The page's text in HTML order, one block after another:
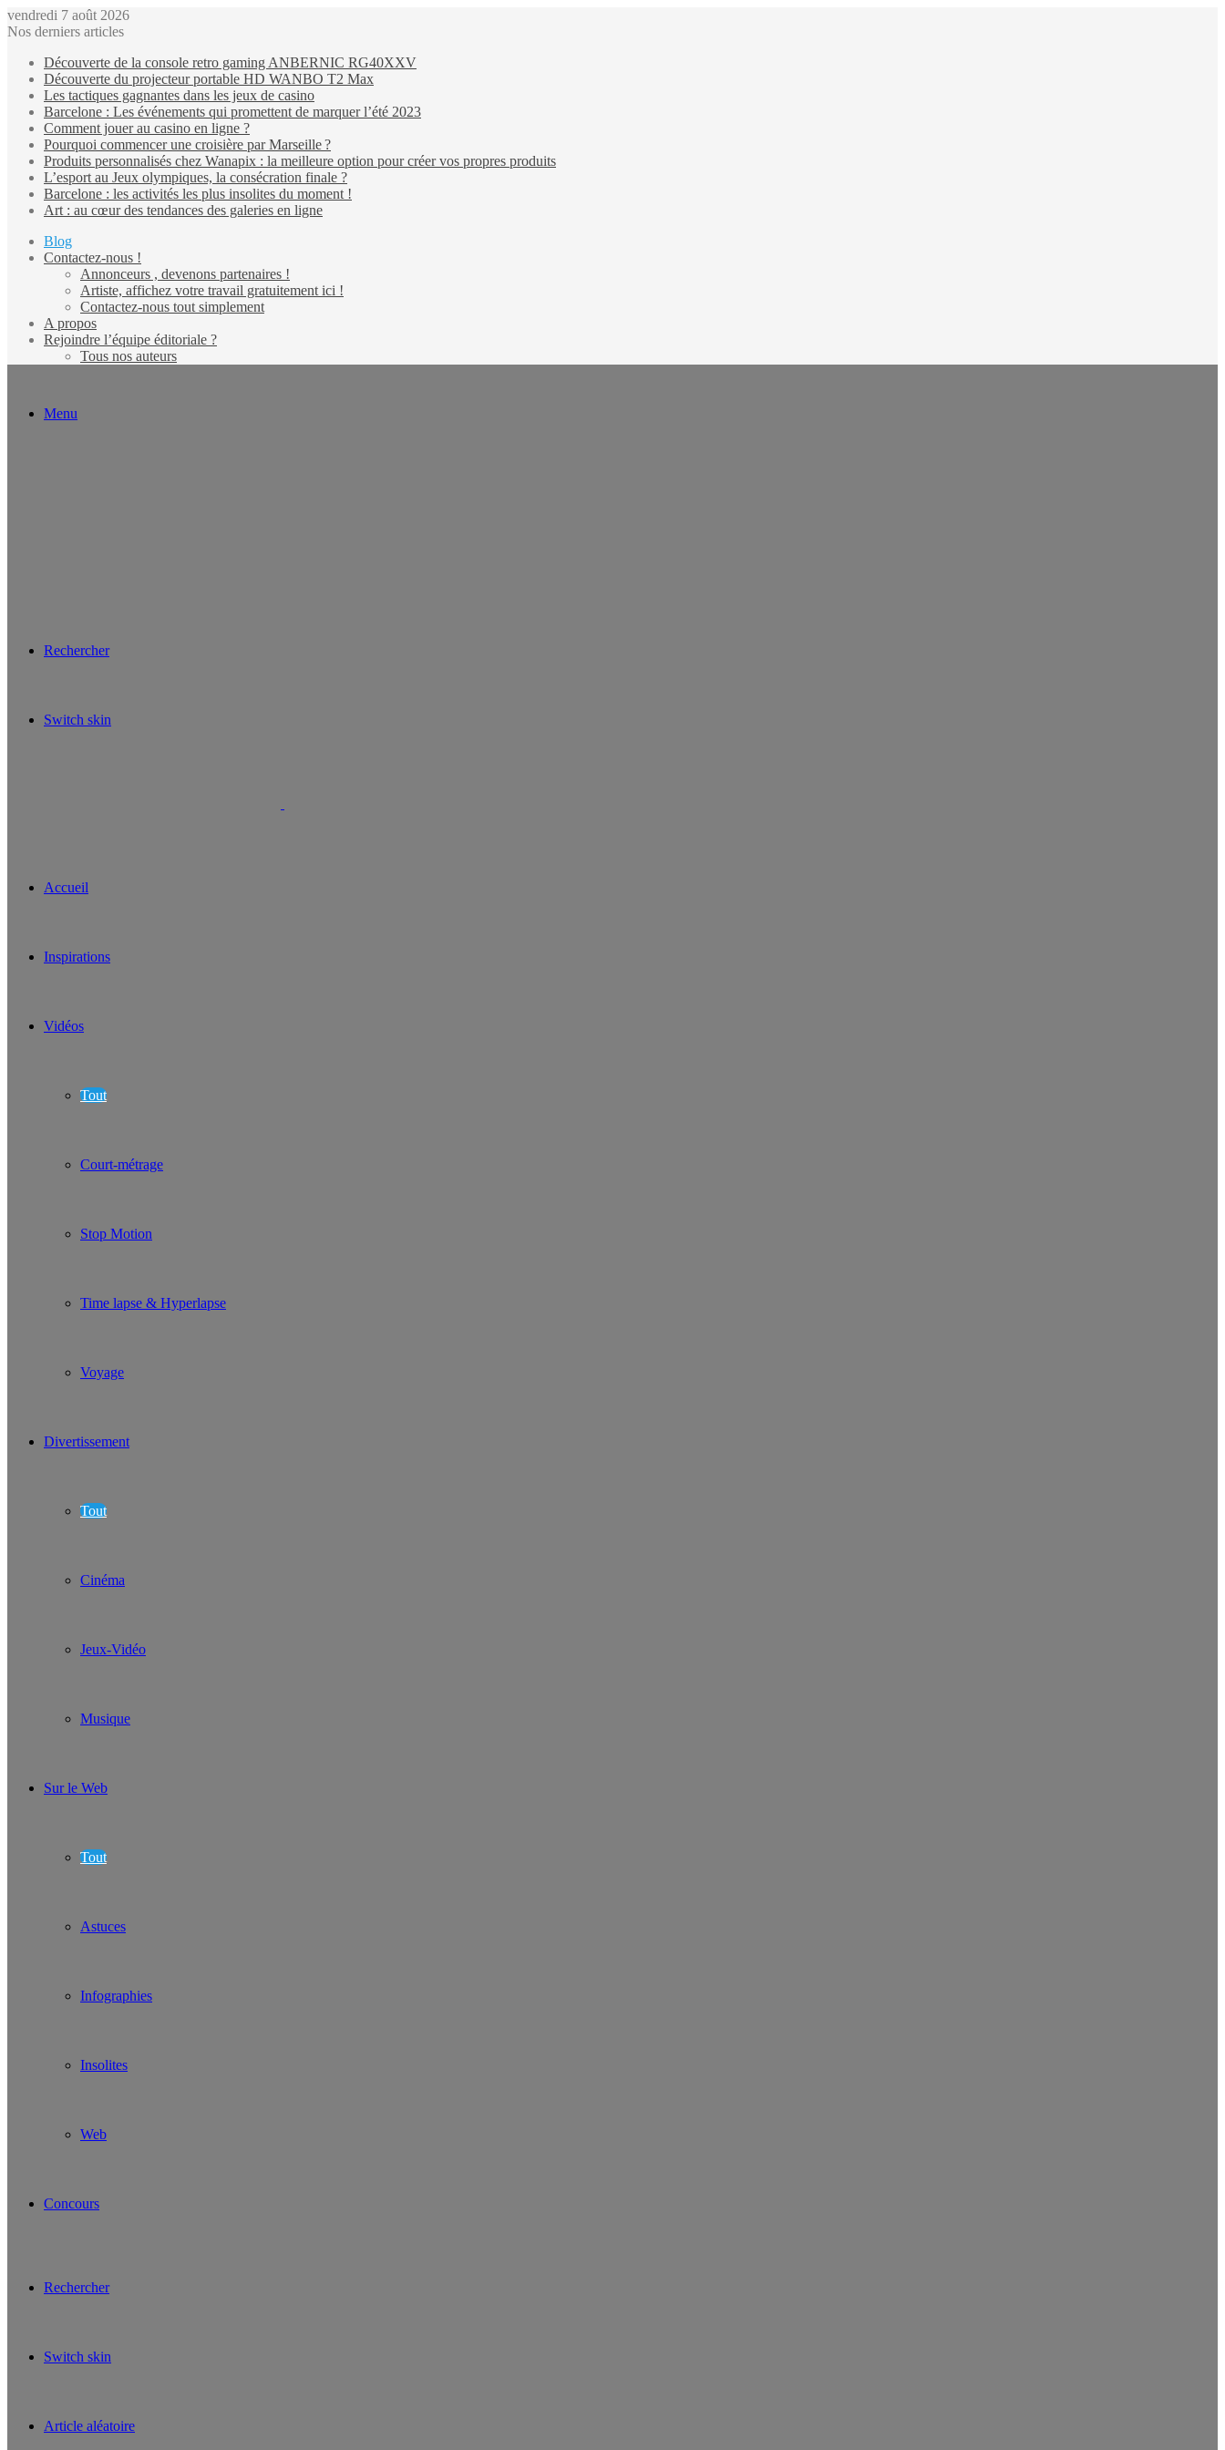
vendredi 7 août 2026
Nos derniers articles
Découverte de la console retro gaming ANBERNIC RG40XXV
Découverte du projecteur portable HD WANBO T2 Max
Les tactiques gagnantes dans les jeux de casino
Barcelone : Les événements qui promettent de marquer l’été 2023
Comment jouer au casino en ligne ?
Pourquoi commencer une croisière par Marseille ?
Produits personnalisés chez Wanapix : la meilleure option pour créer vos propres produits
L’esport au Jeux olympiques, la consécration finale ?
Barcelone : les activités les plus insolites du moment !
Art : au cœur des tendances des galeries en ligne
Blog
Contactez-nous !
Annonceurs , devenons partenaires !
Artiste, affichez votre travail gratuitement ici !
Contactez-nous tout simplement
A propos
Rejoindre l’équipe éditoriale ?
Tous nos auteurs
Menu
Rechercher
Switch skin
Accueil
Inspirations
Vidéos
Tout
Court-métrage
Stop Motion
Time lapse & Hyperlapse
Voyage
Divertissement
Tout
Cinéma
Jeux-Vidéo
Musique
Sur le Web
Tout
Astuces
Infographies
Insolites
Web
Concours
Rechercher
Switch skin
Article aléatoire